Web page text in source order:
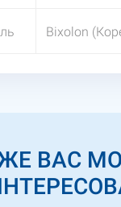
Bixolon
ВАС